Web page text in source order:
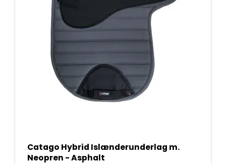
Catago Hybrid Islænderunderlag m.
Neopren - Asphalt